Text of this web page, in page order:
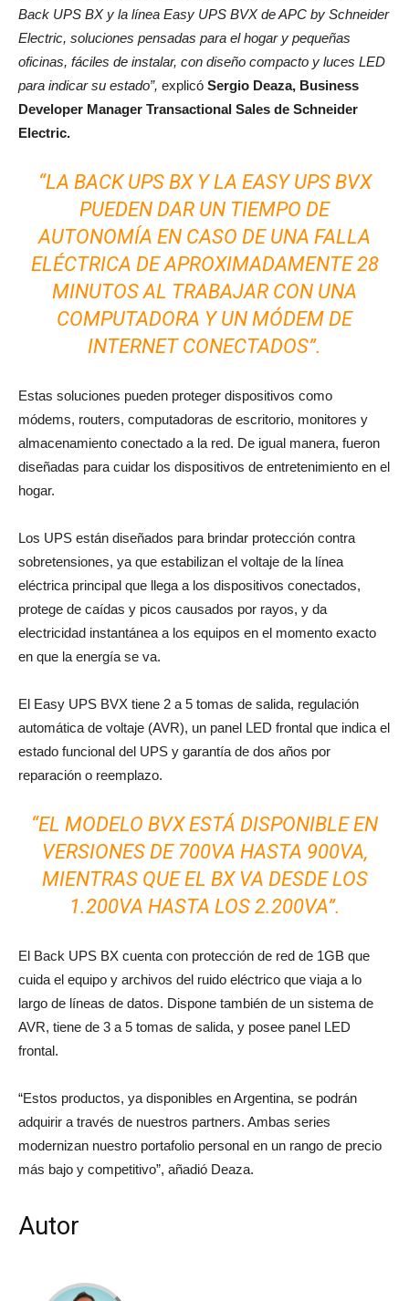
Back UPS BX y la línea Easy UPS BVX de APC by Schneider
Electric, soluciones pensadas para el hogar y pequeñas
oficinas, fáciles de instalar, con diseño compacto y luces LED
para indicar su estado”, explicó Sergio Deaza, Business
Developer Manager Transactional Sales de Schneider
Electric.
“LA BACK UPS BX Y LA EASY UPS BVX
PUEDEN DAR UN TIEMPO DE
AUTONOMÍA EN CASO DE UNA FALLA
ELÉCTRICA DE APROXIMADAMENTE 28
MINUTOS AL TRABAJAR CON UNA
COMPUTADORA Y UN MÓDEM DE
INTERNET CONECTADOS”.
Estas soluciones pueden proteger dispositivos como
módems, routers, computadoras de escritorio, monitores y
almacenamiento conectado a la red. De igual manera, fueron
diseñadas para cuidar los dispositivos de entretenimiento en el
hogar.
Los UPS están diseñados para brindar protección contra
sobretensiones, ya que estabilizan el voltaje de la línea
eléctrica principal que llega a los dispositivos conectados,
protege de caídas y picos causados ​​por rayos, y da
electricidad instantánea a los equipos en el momento exacto
en que la energía se va.
El Easy UPS BVX tiene 2 a 5 tomas de salida, regulación
automática de voltaje (AVR), un panel LED frontal que indica el
estado funcional del UPS y garantía de dos años por
reparación o reemplazo.
“EL MODELO BVX ESTÁ DISPONIBLE EN
VERSIONES DE 700VA HASTA 900VA,
MIENTRAS QUE EL BX VA DESDE LOS
1.200VA HASTA LOS 2.200VA”.
El Back UPS BX cuenta con protección de red de 1GB que
cuida el equipo y archivos del ruido eléctrico que viaja a lo
largo de líneas de datos. Dispone también de un sistema de
AVR, tiene de 3 a 5 tomas de salida, y posee panel LED
frontal.
“Estos productos, ya disponibles en Argentina, se podrán
adquirir a través de nuestros partners. Ambas series
modernizan nuestro portafolio personal en un rango de precio
más bajo y competitivo”, añadió Deaza.
Autor